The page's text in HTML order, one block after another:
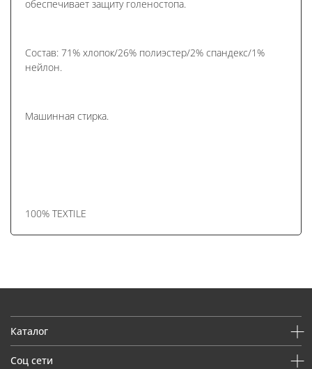
обеспечивает защиту голеностопа.
Состав: 71% хлопок/26% полиэстер/2% спандекс/1%
нейлон.
Машинная стирка.
100% TEXTILE
Каталог
Соц сети